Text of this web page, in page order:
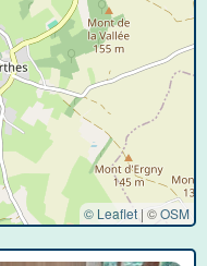
© Leaflet | ©OSM